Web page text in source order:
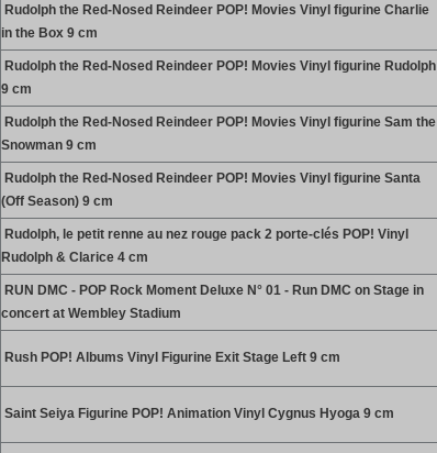
Rudolph the Red-Nosed Reindeer POP! Movies Vinyl figurine Charlie
in the Box 9 cm
Rudolph the Red-Nosed Reindeer POP! Movies Vinyl figurine Rudolph
9 cm
Rudolph the Red-Nosed Reindeer POP! Movies Vinyl figurine Sam the
Snowman 9 cm
Rudolph the Red-Nosed Reindeer POP! Movies Vinyl figurine Santa
(Off Season) 9 cm
Rudolph, le petit renne au nez rouge pack 2 porte-clés POP! Vinyl
Rudolph & Clarice 4 cm
RUN DMC - POP Rock Moment Deluxe N° 01 - Run DMC on Stage in
concert at Wembley Stadium
Rush POP! Albums Vinyl Figurine Exit Stage Left 9 cm
Saint Seiya Figurine POP! Animation Vinyl Cygnus Hyoga 9 cm